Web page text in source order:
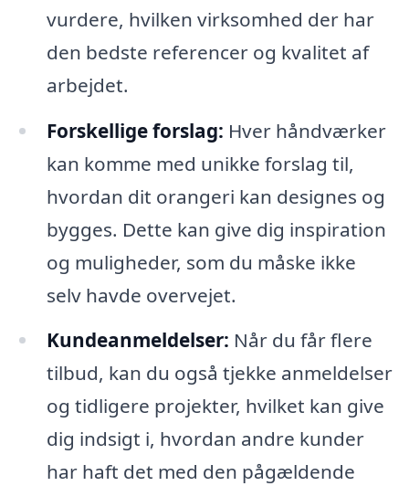
vurdere, hvilken virksomhed der har
den bedste referencer og kvalitet af
arbejdet.
Forskellige forslag: Hver håndværker
kan komme med unikke forslag til,
hvordan dit orangeri kan designes og
bygges. Dette kan give dig inspiration
og muligheder, som du måske ikke
selv havde overvejet.
Kundeanmeldelser: Når du får flere
tilbud, kan du også tjekke anmeldelser
og tidligere projekter, hvilket kan give
dig indsigt i, hvordan andre kunder
har haft det med den pågældende